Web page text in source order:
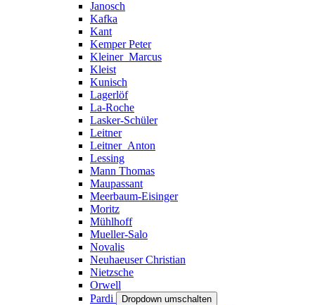
Janosch
Kafka
Kant
Kemper Peter
Kleiner_Marcus
Kleist
Kunisch
Lagerlöf
La-Roche
Lasker-Schüler
Leitner
Leitner_Anton
Lessing
Mann Thomas
Maupassant
Meerbaum-Eisinger
Moritz
Mühlhoff
Mueller-Salo
Novalis
Neuhaeuser Christian
Nietzsche
Orwell
Pardi
Dropdown umschalten